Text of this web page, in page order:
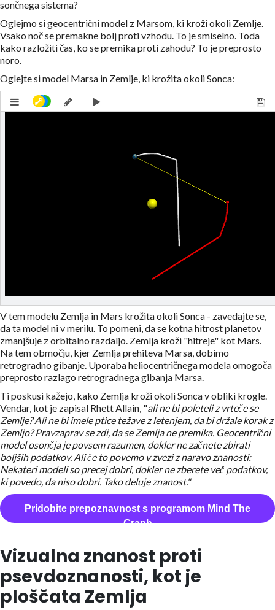
sončnega sistema?
Oglejmo si geocentrični model z Marsom, ki kroži okoli Zemlje.
Vsako noč se premakne bolj proti vzhodu. To je smiselno. Toda
kako razložiti čas, ko se premika proti zahodu? To je preprosto
noro.
Oglejte si model Marsa in Zemlje, ki krožita okoli Sonca:
V tem modelu Zemlja in Mars krožita okoli Sonca - zavedajte se,
da ta model ni v merilu. To pomeni, da se kotna hitrost planetov
zmanjšuje z orbitalno razdaljo. Zemlja kroži "hitreje" kot Mars.
Na tem območju, kjer Zemlja prehiteva Marsa, dobimo
retrogradno gibanje. Uporaba heliocentričnega modela omogoča
preprosto razlago retrogradnega gibanja Marsa.
Ti poskusi kažejo, kako Zemlja kroži okoli Sonca v obliki krogle.
Vendar, kot je zapisal Rhett Allain, "ali ne bi poleteli z vrteče se
Zemlje? Ali ne bi imele ptice težave z letenjem, da bi držale korak z
Zemljo? Pravzaprav se zdi, da se Zemlja ne premika. Geocentrični
model osončja je povsem razumen, dokler ne začnete zbirati
boljših podatkov. Ali če to povemo v zvezi z naravo znanosti:
Nekateri modeli so precej dobri, dokler ne zberete več podatkov,
ki povedo, da niso dobri. Tako deluje znanost."
Pridobite prepoznavnost s programom Mind The
Graph
Vizualna znanost proti
psevdoznanosti, kot je
ploščata Zemlja